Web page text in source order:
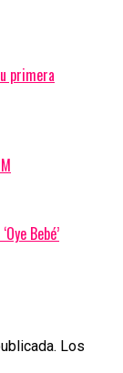
primera
Bebé’
Los